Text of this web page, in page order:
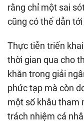
rằng chỉ một sai
cũng có thể dẫn
Thực tiễn triển
thời gian qua cho
khăn trong giải
phức tạp mà còn
một số khâu tham
trách nhiệm cá